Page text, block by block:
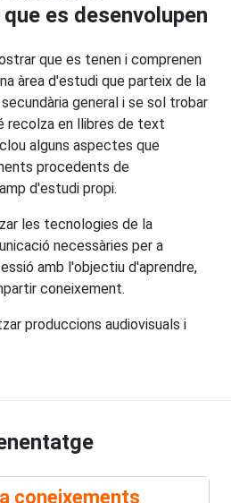
es desenvolupen
que es tenen i comprenen
àrea d'estudi que parteix de la
general i se sol trobar
recolza en llibres de text
alguns aspectes que
procedents de
d'estudi propi.
les tecnologies de la
necessàries per a
amb l'objectiu d'aprendre,
coneixement.
produccions audiovisuals i
coneixements